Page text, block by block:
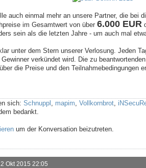
auch einmal mehr an unsere Partner, die bei
im Gesamtwert von über 6.000 EUR
sein als die letzten Jahre - um auch mal
unter dem Stern unserer Verlosung. Jeden
verkündet wird. Die zu
die Preise und den Teilnahmebedingungen
sich: Schnuppl , mapim, Vollkornbrot,
bedankt.
um der Konversation beizutreten.
Okt 2015 22:05